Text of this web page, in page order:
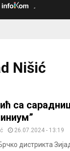
Nišić
са
26.07.2024 - 13:19
дистрикта